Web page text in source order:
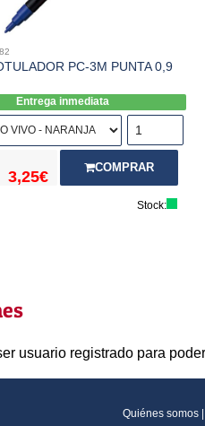
PC-3M PUNTA 0,9
Entrega inmediata
3,25€
COMPRAR
Stock:
usuario registrado para
Quiénes somos